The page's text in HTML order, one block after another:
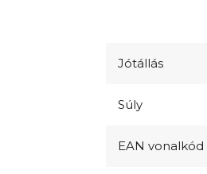
Jótállás
Súly
EAN vonalkód